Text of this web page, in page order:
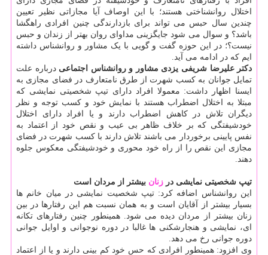
اختلال روانشناختی هستند؛ با این اوصاف آیا مجازاتی نظیر تعیین
چندین سال حبس می تواند برای بازدارندگی چنین افرادی راهگشا
باشد؟ و سوال می شود جایگزینی مداوای روان بهتر از زندان و حبس
نیست؟؛ در این حوزه گفت و گویی با یک مشاور و روانشناس داشته
ایم که در ادامه می آید.
دکتر علیرضا شریفی یزدی مشاور و روانشناس اجتماعی درباره علت
تمایل جوانان به کسب شهرت از طرق نامتعارف در فضای مجازی به
ایسنا اظهار داشت: معمولا افراد دارای تیپ شخصیتی نمایشی که
مبتلا به اختلال اضطراب هستند با نمایش خود و کسب توجه و نظر
دیگران تلاش در کاهش اضطراب دارند و یا افراد دارای اختلال
خودشیفتگی که بر خلاف ظاهر بی عیب و نقص خود از اعتماد به
نفس پایینی برخوردار می باشند تلاش دارند با کسب شهرت در فضای
مجازی این نقص را از راه خود محوری و خودشیفتگی معکوس جلوه
دهند.
تیپ شخصیتی نمایشی در زنان بیشتر از مردان است
این روانشناس اضافه کرد: تیپ شخصیت نمایشی در میان خانم ها
بسیار بیشتر از آقایان است و به همان نسبت هم این رفتارها در بین
زنان بیشتر از مردان دیده می شود. همینطور چنین رفتارهای تکانه
ای، نمایشی و هنجارشکنی ها غالبا در دوره نوجوانی و اوایل جوانی
دوره جوانی رخ می دهد.
وی افزود: همینطور افرادی که حس خود کم بینی دارند و یا از اعتماد